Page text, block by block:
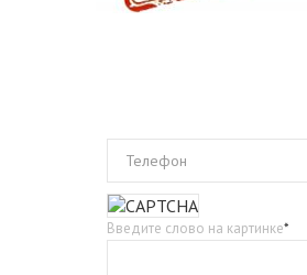
Телефон
Введите слово на картинке*